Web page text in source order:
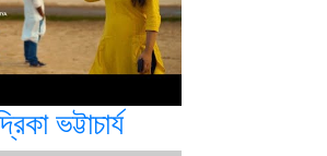
ভট্টাচার্য